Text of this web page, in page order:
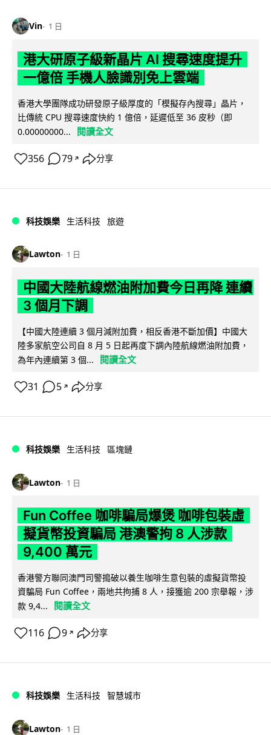
Vin 1 日
港大研原子級新晶片 AI 搜尋速度提升
一億倍 手機人臉識別免上雲端
香港大學團隊成功研發原子級厚度的「模擬存內搜尋」晶片，
比傳統 CPU 搜尋速度快約 1 億倍，延遲低至 36 皮秒（即
0.00000000...
閱讀全文
356 79 ↗ 分享
科技娛樂 生活科技 旅遊
Lawton 1 日
中國大陸航線燃油附加費今日再降 連續
3 個月下調
【中國大陸連續 3 個月減附加費，相反香港不斷加價】中國大
陸多家航空公司自 8 月 5 日起再度下調內陸航線燃油附加費，
為年內連續第 3 個...
閱讀全文
31 5 ↗ 分享
科技娛樂 生活科技 區塊鏈
Lawton 1 日
Fun Coffee 咖啡騙局爆煲 咖啡包裝虛
擬貨幣投資騙局 港澳警拘 8 人涉款
9,400 萬元
香港警方聯同澳門司警搗破以養生咖啡生意包裝的虛擬貨幣投
資騙局 Fun Coffee，兩地共拘捕 8 人，接獲逾 200 宗舉報，涉
款 9,4...
閱讀全文
116 9 ↗ 分享
科技娛樂 生活科技 智慧城市
Lawton 1 日